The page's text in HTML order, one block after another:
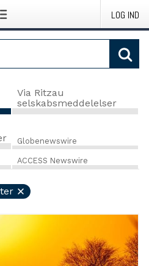
LOG IND
Via Ritzau
selskabsmeddelelser
Globenewswire
ACCESS Newswire